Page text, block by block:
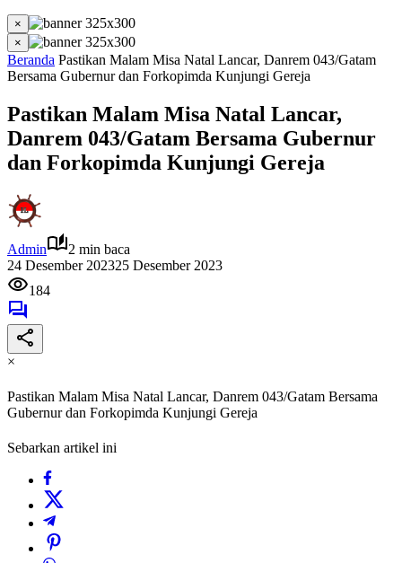
×
×
Beranda Pastikan Malam Misa Natal Lancar, Danrem 043/Gatam
Bersama Gubernur dan Forkopimda Kunjungi Gereja
Pastikan Malam Misa Natal Lancar,
Danrem 043/Gatam Bersama Gubernur
dan Forkopimda Kunjungi Gereja
Admin
2 min baca
24 Desember 202325 Desember 2023
184
×
Pastikan Malam Misa Natal Lancar, Danrem 043/Gatam Bersama
Gubernur dan Forkopimda Kunjungi Gereja
Sebarkan artikel ini